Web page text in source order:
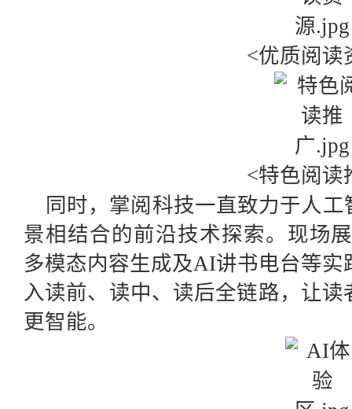
<优质阅读
<特色阅读
同时，掌阅科技一直致力于人
景相结合的前沿技术探索。现场
多模态内容生成及AI讲书电台等
入读前、读中、读后全链路，让
更智能。